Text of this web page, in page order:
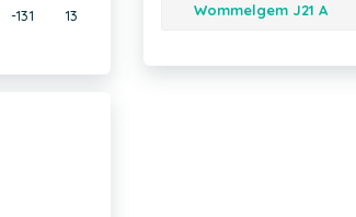
-131 13
Wommelgem J21 A